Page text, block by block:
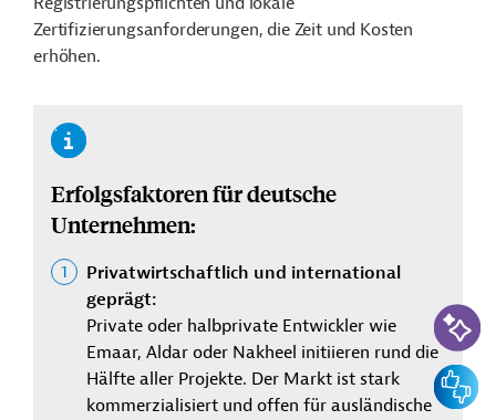
Zertifizierungsanforderungen, die Zeit und Kosten
erhöhen.
Erfolgsfaktoren für deutsche
Unternehmen:
Privatwirtschaftlich und international
geprägt:
Private oder halbprivate Entwickler wie
Emaar, Aldar oder Nakheel initiieren rund die
Hälfte aller Projekte. Der Markt ist stark
kommerzialisiert und offen für ausländische
KI-